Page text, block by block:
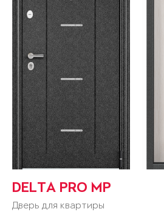
DELTA PRO MP
Дверь для квартиры